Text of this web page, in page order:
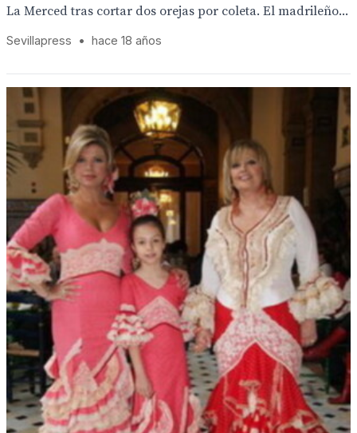
La Merced tras cortar dos orejas por coleta. El madrileño...
Sevillapress • hace 18 años